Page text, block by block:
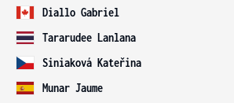
Diallo Gabriel
Tararudee Lanlana
Siniaková Kateřina
Munar Jaume